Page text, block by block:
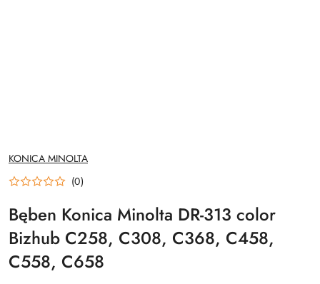
NAZWA
PRODUCENTA:
KONICA MINOLTA
(0)
Bęben Konica Minolta DR-313 color
Bizhub C258, C308, C368, C458,
C558, C658